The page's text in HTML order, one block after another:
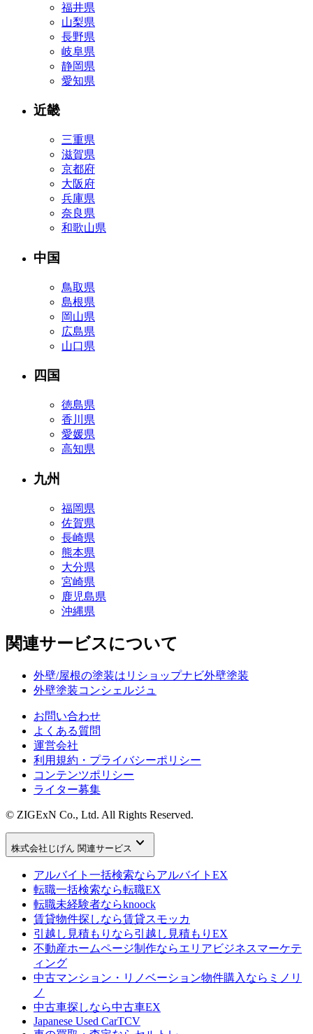
福井県
山梨県
長野県
岐阜県
静岡県
愛知県
近畿
三重県
滋賀県
京都府
大阪府
兵庫県
奈良県
和歌山県
中国
鳥取県
島根県
岡山県
広島県
山口県
四国
徳島県
香川県
愛媛県
高知県
九州
福岡県
佐賀県
長崎県
熊本県
大分県
宮崎県
鹿児島県
沖縄県
関連サービスについて
外壁/屋根の塗装はリショップナビ外壁塗装
外壁塗装コンシェルジュ
お問い合わせ
よくある質問
運営会社
利用規約・プライバシーポリシー
コンテンツポリシー
ライター募集
© ZIGExN Co., Ltd. All Rights Reserved.
株式会社じげん 関連サービス keyboard_arrow_down
アルバイト一括検索ならアルバイトEX
転職一括検索なら転職EX
転職未経験者ならknoock
賃貸物件探しなら賃貸スモッカ
引越し見積もりなら引越し見積もりEX
不動産ホームページ制作ならエリアビジネスマーケテ
ィング
中古マンション・リノベーション物件購入なら ミノリ
ノ
中古車探しなら中古車EX
Japanese Used CarTCV